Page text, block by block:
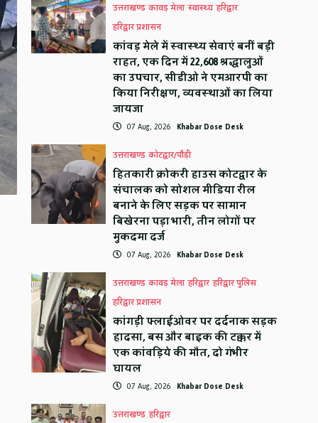
उत्तराखण्ड कावड़ मेला स्वास्थ्य हरिद्वार
हरिद्वार प्रशासन
कांवड़ मेले में स्वास्थ्य सेवाएं बनीं बड़ी
राहत, एक दिन में 22,608 श्रद्धालुओं
का उपचार, सीडीओ ने एमआरपी का
किया निरीक्षण, व्यवस्थाओं का लिया
जायजा
07 Aug, 2026 Khabar Dose Desk
उत्तराखण्ड कोटद्वार/पौड़ी
हितकारी क्रोकरी हाउस कोटद्वार के
संचालक को सोशल मीडिया रील
बनाने के लिए सड़क पर सामान
बिखेरना पड़ा भारी, तीन लोगों पर
मुकदमा दर्ज
07 Aug, 2026 Khabar Dose Desk
उत्तराखण्ड कावड़ मेला हरिद्वार हरिद्वार पुलिस
हरिद्वार प्रशासन
कांगड़ी फ्लाईओवर पर दर्दनाक सड़क
हादसा, बस और बाइक की टक्कर में
एक कांवड़िये की मौत, दो गंभीर
घायल
07 Aug, 2026 Khabar Dose Desk
उत्तराखण्ड हरिद्वार